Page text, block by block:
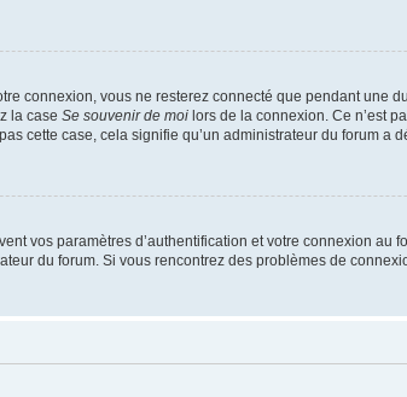
connexion, vous ne resterez connecté que pendant une
la case Se souvenir de moi lors de la connexion. Ce n’est
cette case, cela signifie qu’un administrateur du forum a
vos paramètres d’authentification et votre connexion
du forum. Si vous rencontrez des problèmes de